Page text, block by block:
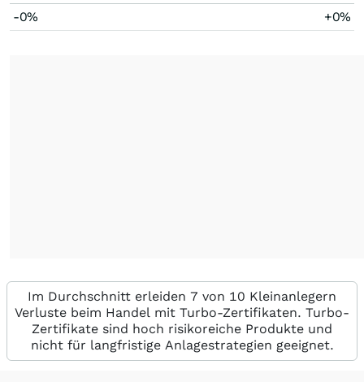
-0% +0%
Im Durchschnitt erleiden 7 von 10 Kleinanlegern
Verluste beim Handel mit Turbo-Zertifikaten. Turbo-
Zertifikate sind hoch risikoreiche Produkte und
nicht für langfristige Anlagestrategien geeignet.